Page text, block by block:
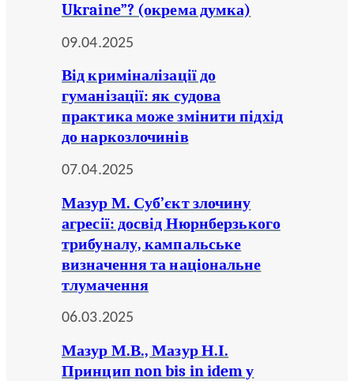
Ukraine”? (окрема думка)
09.04.2025
Від криміналізації до
гуманізації: як судова
практика може змінити підхід
до наркозлочинів
07.04.2025
Мазур М. Суб’єкт злочину
агресії: досвід Нюрнберзького
трибуналу, кампальське
визначення та національне
тлумачення
06.03.2025
Мазур М.В., Мазур Н.І.
Принцип non bis in idem у